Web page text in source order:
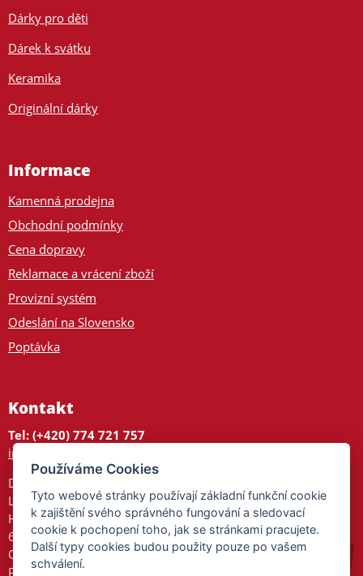
Dárky pro děti
Dárek k svátku
Keramika
Originální dárky
Informace
Kamenná prodejna
Obchodní podmínky
Cena dopravy
Reklamace a vrácení zboží
Provizní systém
Odeslání na Slovensko
Poptávka
Kontakt
Tel: (+420) 774 721 757
info@tajnedarky.cz
Dárkové centrum
Legionářů 2
Hodonín
695 01
Otevřeno:
Po-Pá 9-17
Používáme Cookies
Tyto webové stránky používají základní funkční cookie
k zajištění svého správného fungování a sledovací
cookie k pochopení toho, jak se stránkami pracujete.
Další typy cookies budou použity pouze po vašem
schválení.